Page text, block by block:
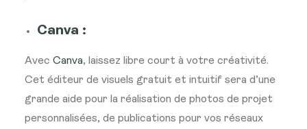
Canva :
Avec Canva, laissez libre court à votre créativité.
Cet éditeur de visuels gratuit et intuitif sera d’une
grande aide pour la réalisation de photos de projet
personnalisées, de publications pour vos réseaux